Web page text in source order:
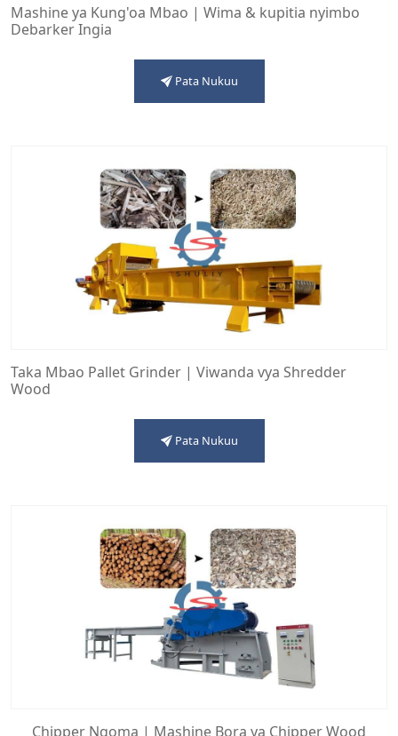
Mashine ya Kung'oa Mbao | Wima & kupitia nyimbo
Debarker Ingia
Pata Nukuu
Taka Mbao Pallet Grinder | Viwanda vya Shredder
Wood
Pata Nukuu
Chipper Ngoma | Mashine Bora ya Chipper Wood